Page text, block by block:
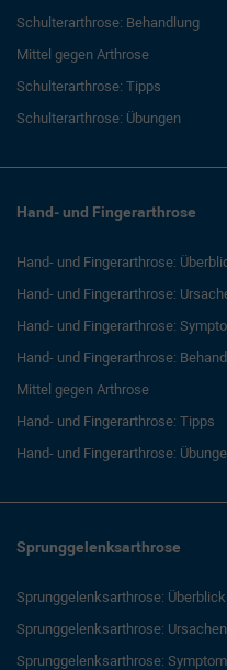
Schulterarthrose: Behandlung
Mittel gegen Arthrose
Schulterarthrose: Tipps
Schulterarthrose: Übungen
Hand- und Fingerarthrose
Hand- und Fingerarthrose:
Hand- und Fingerarthrose:
Hand- und Fingerarthrose:
Hand- und Fingerarthrose:
Mittel gegen Arthrose
Hand- und Fingerarthrose: Tipps
Hand- und Fingerarthrose:
Sprunggelenksarthrose
Sprunggelenksarthrose: Überblick
Sprunggelenksarthrose: Ursachen
Sprunggelenksarthrose: